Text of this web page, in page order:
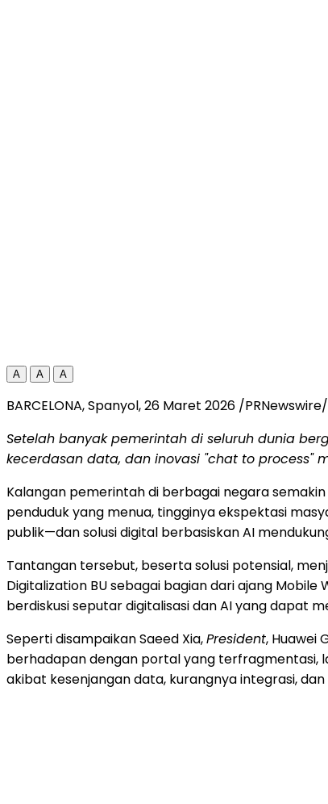
A A A
BARCELONA, Spanyol, 26 Maret 2026 /
Setelah banyak pemerintah di seluruh dunia
kecerdasan data, dan inovasi "chat to process"
Kalangan pemerintah di berbagai negara
penduduk yang menua, tingginya ekspektasi
publik—dan solusi digital berbasiskan AI
Tantangan tersebut, beserta solusi potensial,
Digitalization BU sebagai bagian dari ajang
berdiskusi seputar digitalisasi dan AI yang dapat
Seperti disampaikan Saeed Xia,President, Huawei
berhadapan dengan portal yang terfragmentasi,
akibat kesenjangan data, kurangnya integrasi,